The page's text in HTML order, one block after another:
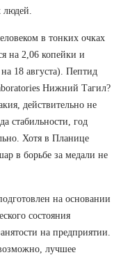
в тонких очках
на 2,06 копейки и
18 августа). Пептид
Нижний Тагил?
действительно не
стабильности, год
Хотя в Планице
в борьбе за медали не
на основании
состояния
на предприятии.
лучшее